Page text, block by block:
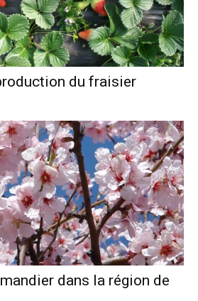
du fraisier
dans la région de